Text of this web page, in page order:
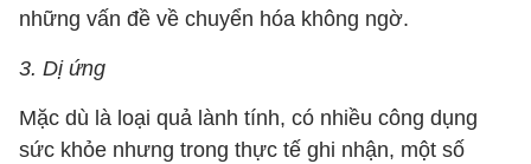
những vấn đề về chuyển hóa không ngờ.
3. Dị ứng
Mặc dù là loại quả lành tính, có nhiều công dụng
sức khỏe nhưng trong thực tế ghi nhận, một số